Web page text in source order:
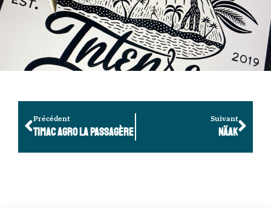
Précédent
TIMAC AGRO LA PASSAGÈRE
Suivant
NÄAK